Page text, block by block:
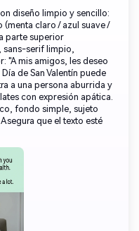
diseño limpio y sencillo:
(menta claro / azul suave /
parte superior
sans-serif limpio,
"A mis amigos, les deseo
de San Valentín puede
a una persona aburrida y
con expresión apática.
fondo simple, sujeto
que el texto esté